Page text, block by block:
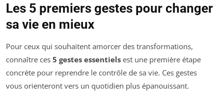
Les 5 premiers gestes pour changer
sa vie en mieux
Pour ceux qui souhaitent amorcer des transformations,
connaître ces 5 gestes essentiels est une première étape
concrète pour reprendre le contrôle de sa vie. Ces gestes
vous orienteront vers un quotidien plus épanouissant.